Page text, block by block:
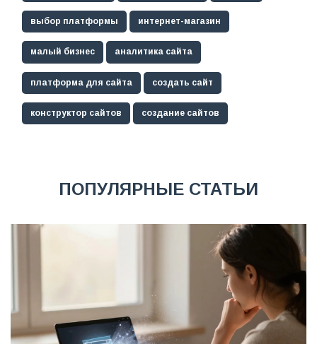
выбор платформы интернет-магазин
малый бизнес аналитика сайта
платформа для сайта создать сайт
конструктор сайтов создание сайтов
ПОПУЛЯРНЫЕ СТАТЬИ